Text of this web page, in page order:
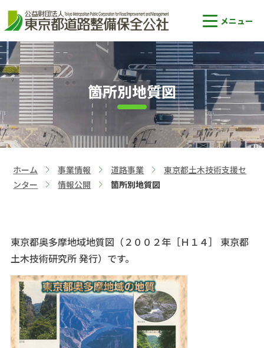
箇所別地質図
ホーム
>
事業情報
>
道路事業
>
東京都土木技術支援セ
ンター
情報公開
箇所別地質図
東京都奥多摩地域地質図（２００２年［Ｈ１４］ 東京都
土木技術研究所 発行）です。